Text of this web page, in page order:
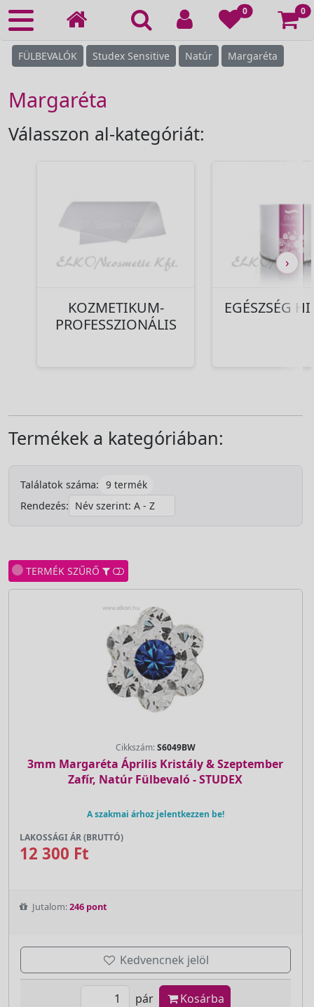
0 0
FÜLBEVALÓK Studex Sensitive Natúr Margaréta
Margaréta
Válasszon al-kategóriát:
KOZMETIKUM-
PROFESSZIONÁLIS
EGÉSZSÉG
›
Termékek a kategóriában:
Találatok száma: 9 termék
Rendezés:
TERMÉK SZŰRŐ
Cikkszám:S6049BW
3mm Margaréta Április Kristály & Szeptember
Zafír, Natúr Fülbevaló - STUDEX
A szakmai árhoz jelentkezzen be!
LAKOSSÁGI ÁR (BRUTTÓ)
12 300 Ft
Jutalom:246 pont
Kedvencnek jelöl
pár Kosárba